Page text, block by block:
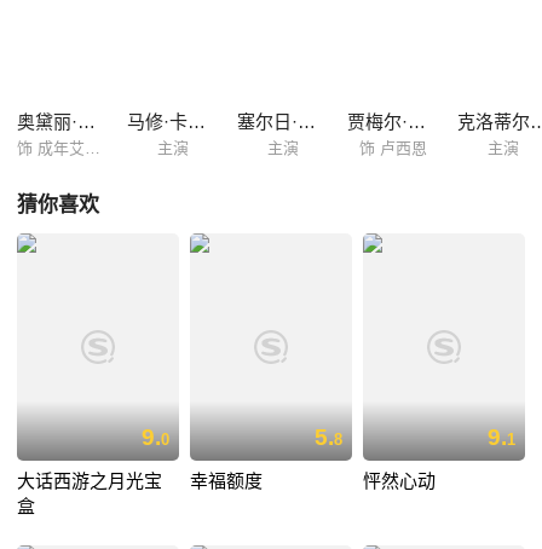
奥黛丽·塔图 马修·卡索维茨
主演
塞尔日·梅兰
主演
贾梅尔·杜布兹
饰 卢西恩
克洛蒂
主演
猜你喜欢
9.0
大话西游之月光宝
盒
5.8
幸福额度
9.1
怦然心动